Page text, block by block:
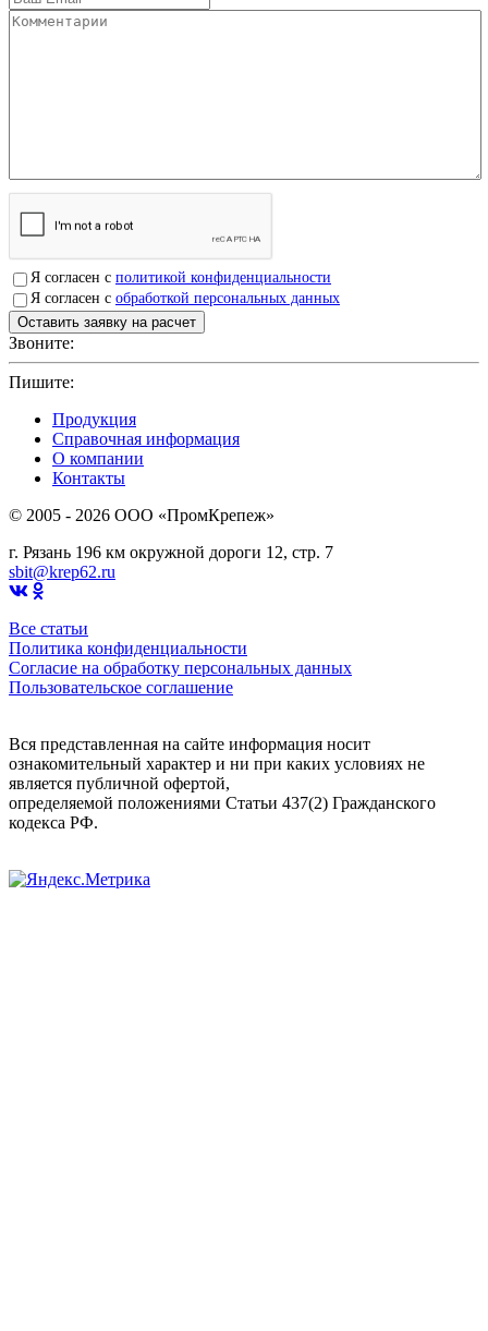
Я согласен с политикой конфиденциальности
Я согласен с обработкой персональных данных
Звоните:
Пишите:
Продукция
Справочная информация
О компании
Контакты
© 2005 - 2026 OOO «ПромКрепеж»
г. Рязань 196 км окружной дороги 12, стр. 7
sbit@krep62.ru
Все статьи
Политика конфиденциальности
Согласие на обработку персональных данных
Пользовательское соглашение
Вся представленная на сайте информация носит
ознакомительный характер и ни при каких условиях не
является публичной офертой,
определяемой положениями Статьи 437(2) Гражданского
кодекса РФ.